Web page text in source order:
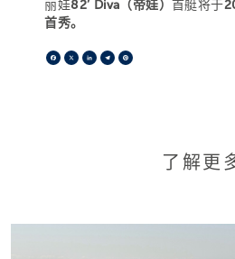
丽娃82’ Diva（帝娃） 首艇将于
首秀。
Facebook
X LinkedIn
Telegram
了解更